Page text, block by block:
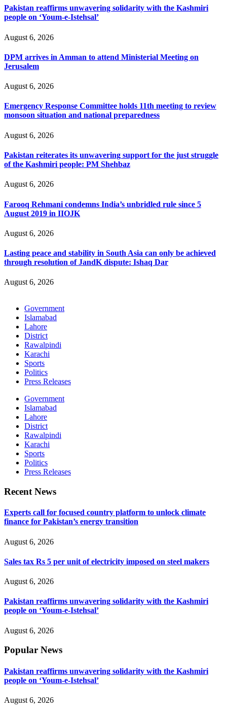
Pakistan reaffirms unwavering solidarity with the Kashmiri
people on ‘Youm-e-Istehsal’
August 6, 2026
DPM arrives in Amman to attend Ministerial Meeting on
Jerusalem
August 6, 2026
Emergency Response Committee holds 11th meeting to review
monsoon situation and national preparedness
August 6, 2026
Pakistan reiterates its unwavering support for the just struggle
of the Kashmiri people: PM Shehbaz
August 6, 2026
Farooq Rehmani condemns India’s unbridled rule since 5
August 2019 in IIOJK
August 6, 2026
Lasting peace and stability in South Asia can only be achieved
through resolution of JandK dispute: Ishaq Dar
August 6, 2026
Government
Islamabad
Lahore
District
Rawalpindi
Karachi
Sports
Politics
Press Releases
Government
Islamabad
Lahore
District
Rawalpindi
Karachi
Sports
Politics
Press Releases
Recent News
Experts call for focused country platform to unlock climate
finance for Pakistan’s energy transition
August 6, 2026
Sales tax Rs 5 per unit of electricity imposed on steel makers
August 6, 2026
Pakistan reaffirms unwavering solidarity with the Kashmiri
people on ‘Youm-e-Istehsal’
August 6, 2026
Popular News
Pakistan reaffirms unwavering solidarity with the Kashmiri
people on ‘Youm-e-Istehsal’
August 6, 2026